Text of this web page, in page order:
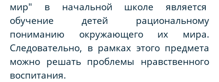
мир" в начальной школе является
обучение детей рациональному
пониманию окружающего их мира.
Следовательно, в рамках этого предмета
можно решать проблемы нравственного
воспитания.